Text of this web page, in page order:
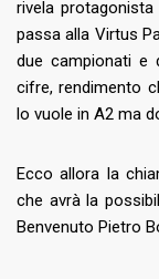
rivela
passa alla Virtus
due campionati e
cifre, rendimento
lo vuole in A2 ma
Ecco allora la
che avrà la
Benvenuto Pietro